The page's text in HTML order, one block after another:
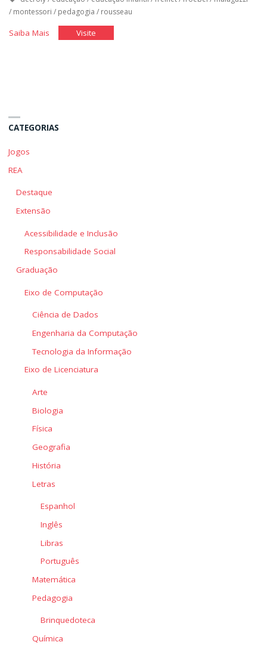
/ montessori / pedagogia / rousseau
Saiba Mais"Academia
Visite"Academia
CATEGORIAS
Jogos
REA
Destaque
Extensão
Acessibilidade e Inclusão
Responsabilidade Social
Graduação
Eixo de Computação
Ciência de Dados
Engenharia da Computação
Tecnologia da Informação
Eixo de Licenciatura
Arte
Biologia
Física
Geografia
História
Letras
Espanhol
Inglês
Libras
Português
Matemática
Pedagogia
Brinquedoteca
Química